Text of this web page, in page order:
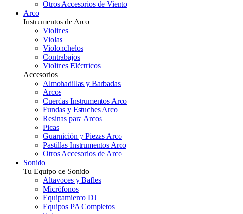
Otros Accesorios de Viento
Arco
Instrumentos de Arco
Violines
Violas
Violonchelos
Contrabajos
Violines Eléctricos
Accesorios
Almohadillas y Barbadas
Arcos
Cuerdas Instrumentos Arco
Fundas y Estuches Arco
Resinas para Arcos
Picas
Guarnición y Piezas Arco
Pastillas Instrumentos Arco
Otros Accesorios de Arco
Sonido
Tu Equipo de Sonido
Altavoces y Bafles
Micrófonos
Equipamiento DJ
Equipos PA Completos